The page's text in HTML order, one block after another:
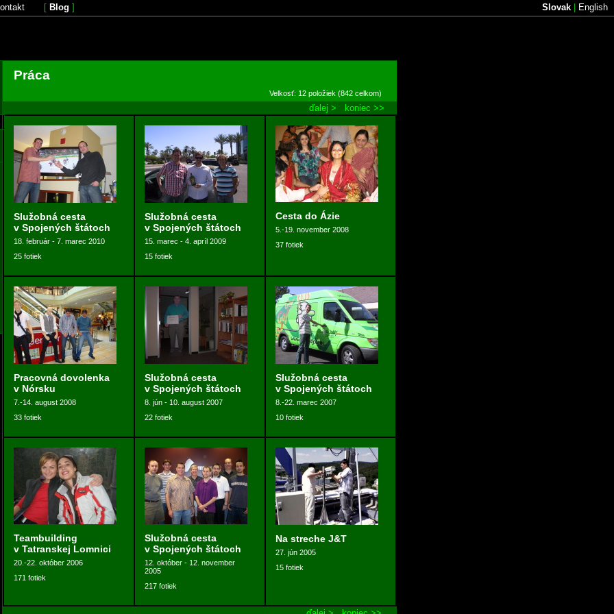
[ Blog ] Slovak English
Práca
Velkosť: 12 položiek (842 celkom)
ďalej > koniec >>
Služobná cesta
v Spojených štátoch
18. február - 7. marec 2010
25 fotiek
Služobná cesta
v Spojených štátoch
15. marec - 4. apríl 2009
15 fotiek
Cesta do Ázie
5.-19. november 2008
37 fotiek
Pracovná dovolenka
v Nórsku
7.-14. august 2008
33 fotiek
Služobná cesta
v Spojených štátoch
8. jún - 10. august 2007
22 fotiek
Služobná cesta
v Spojených štátoch
8.-22. marec 2007
10 fotiek
Teambuilding
v Tatranskej Lomnici
20.-22. október 2006
171 fotiek
Služobná cesta
v Spojených štátoch
12. október - 12. november
2005
217 fotiek
Na streche J&T
27. jún 2005
15 fotiek